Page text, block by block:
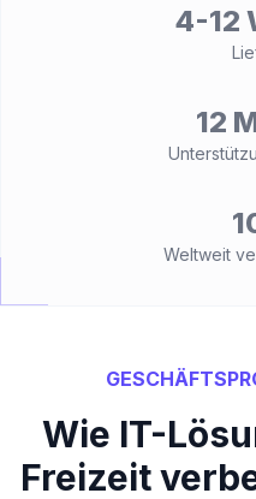
4-12
12
Weltweit
Wie IT-
Freizeit